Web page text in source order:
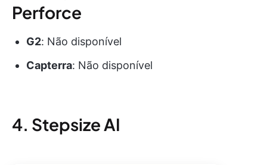
Perforce
G2: Não disponível
Capterra: Não disponível
4. Stepsize AI